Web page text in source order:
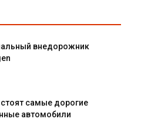
внедорожник
самые дорогие
автомобили